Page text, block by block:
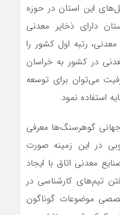
این استان در حوزه
دارای ذخایر معدنی
رتبه اول کشور را
در کشور به خراسان
می‌توان برای توسعه
استفاده نمود.
جهانی گوهرسنگ‌ها معرفی
در این زمینه صورت
معدنی اتاق با ایجاد
تیم‌های کارشناسی در
موضوعات گوناگون